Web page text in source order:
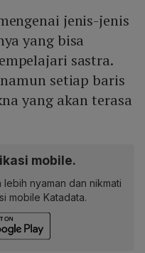
jenis-jenis
yang bisa
sastra.
setiap baris
yang akan terasa
mobile.
nyaman dan nikmati
mobile Katadata.